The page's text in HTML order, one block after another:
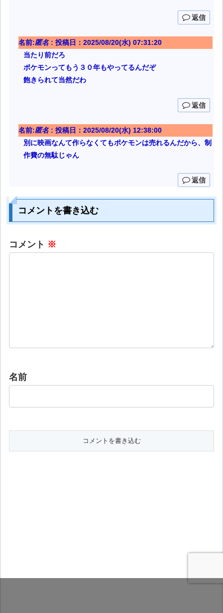
返信
名前:匿名: 投稿日：2025/08/20(水) 07:31:20
当たり前だろ
ポケモンってもう３０年もやってるんだぞ
飽きられて当然だわ
返信
名前:匿名: 投稿日：2025/08/20(水) 12:38:00
別に映画なんて作らなくてもポケモンは売れるんだから、制
作費の無駄じゃん
返信
コメントを書き込む
コメント ※
名前